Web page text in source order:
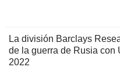
La división Barclays
de la guerra de Rusia con
2022